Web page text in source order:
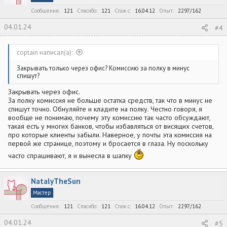
персоналка для некоторых клиентов (при условии
кешбэк 5% на 12 категорий на
получения приглашения):кешбэк 20% на операции через
MIR Pay, проведенные по NFC, на 60 дней, макс. 2000
бонусов
получения приглашения):кешбэк 5% на супермаркеты и
почтовые услуги при условии поддержания
определенного остатка на "Копилке"
Настаром тарифе, кроме акционных баллов, начисляется также
базовый 1%, если выполнено условие по покупкам в
предыдущем месяце.
Основной счет в Почта банке - Сберегательный счет. На него
приходят переводы по СБП и кешбэк, сконвертированный из
баллов.
У карт, оформленных по старому тарифу, есть отдельный
карточный счет, но переводы и кешбэк все равно поступают на
Сберегательный счет.
Способы бесплатного вывода с Моей карты
30 000 000 руб. в месяц по СБП
банке
в другом
Сообщения
121 Спасибо 121 Стаж c 16.04.12 Опыт 2297/162
04.01.24 #4
coptain написал(а):
Закрывать только через офис? Комиссию за полку в минус
спишут?
Закрывать через офис.
За полку комиссия не больше остатка средств, так что в минус не
спишут точно. Обнуляйте и кладите на полку. Честно говоря, я
вообще не понимаю, почему эту комиссию так часто обсуждают,
такая есть у многих банков, чтобы избавляться от висящих счетов,
про которые клиенты забыли. Наверное, у почты эта комиссия на
первой же странице, поэтому и бросается в глаза. Ну поскольку
часто спрашивают, я и вынесла в шапку
NatalyTheSun
Мастер
Сообщения
121 Спасибо 121 Стаж c 16.04.12 Опыт 2297/162
04.01.24 #5